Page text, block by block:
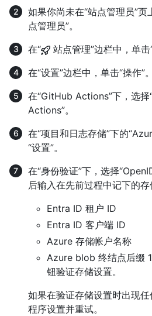
如果你尚未在“站点管理员”
点管理员”。
在“
站点管理”边栏中，单击
在“设置”边栏中，单击“操作”。
在“GitHub Actions”下，选
Actions”。
在“项目和日志存储”下的
“设置”。
在“身份验证”下，选择
后输入在先前过程中记下的存
Entra ID 租户 ID
Entra ID 客户端 ID
Azure 存储帐户名称
Azure blob 终结点后缀
钮验证存储设置。
如果在验证存储设置时出现
程序设置并重试。